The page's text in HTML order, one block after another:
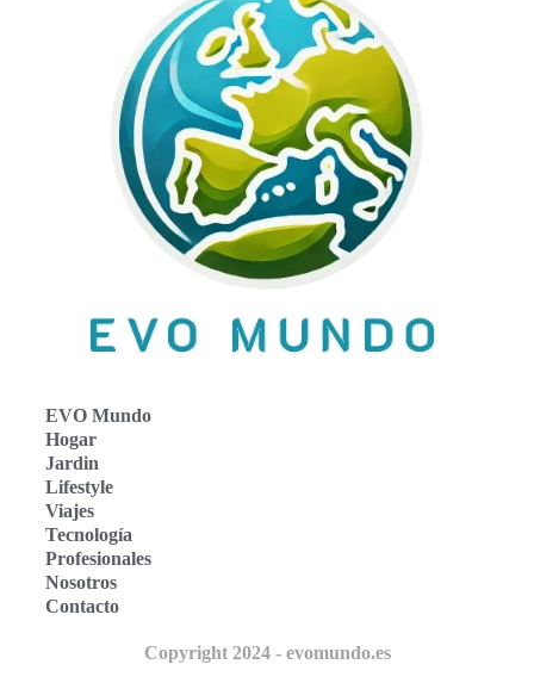
EVO Mundo
Hogar
Jardin
Lifestyle
Viajes
Tecnología
Profesionales
Nosotros
Contacto
Copyright 2024 - evomundo.es